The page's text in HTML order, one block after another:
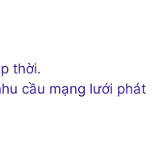
thời.
cầu mạng lưới phát